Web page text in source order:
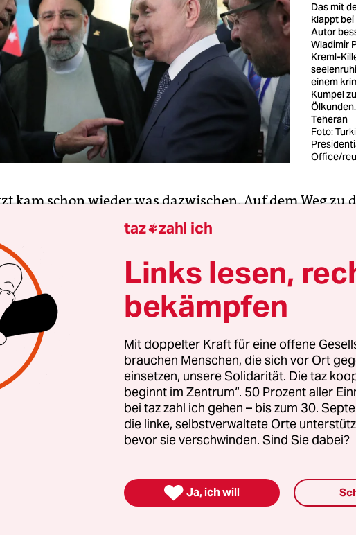
Das mit
klappt
Autor
Wladimir
Kreml-
einem
Kumpel
Teheran
Foto:
Office/
kam schon wieder was dazwischen. Auf dem Weg zu
Taten, die ich mir seit Silvester vorgenommen hatte
denen ich in dieser Woche endlich prahlen wollte,
aufgehalten. Zack, positiv, nach zweieinhalb Jahren
mehr ausweichen und musste zu Hause bleiben,
aber wichtiger Beitrag zur deutschen
entfiel: die Hütung des taz-Tores.
kann niemand verlangen, als die
in jedem Spiel vorleben. Schnitte sich davon jeder
müsste uns weder vor dem nächsten Hitzeschock
bange sein. Die taz-Panter überstanden das heiße
gegen Radio Eins auch ohne mich gewohnt sieglos.
taz zahl ich
Links lesen,
bekämpfen
Mit doppelter Kraft für eine offene
brauchen Menschen, die sich vor Ort
einsetzen, unsere Solidarität. Die taz
beginnt im Zentrum“. 50 Prozent aller
bei taz zahl ich gehen – bis zum 30.
die linke, selbstverwaltete Orte
bevor sie verschwinden. Sind Sie dabei?
 Ja, ich will